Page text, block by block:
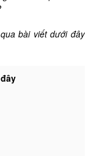
bài viết dưới đây